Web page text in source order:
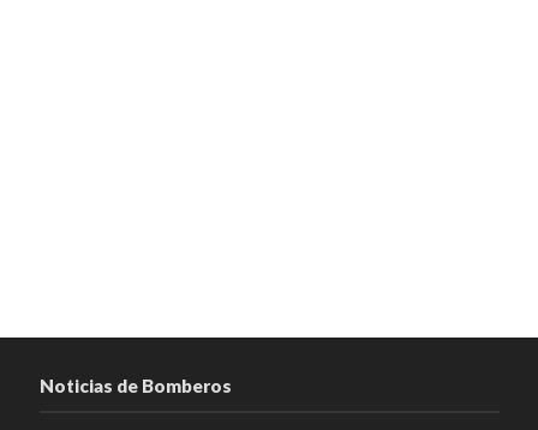
Noticias de Bomberos